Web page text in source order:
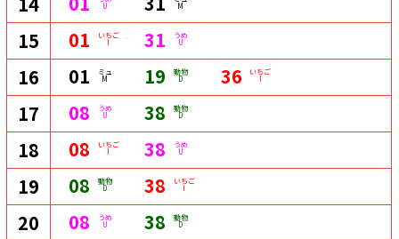
U M
15 01 いちご
I 31 うめ
U
16 01 ミュ
M 19 動物
D 36 いちご
I
17 08 うめ
U 38 動物
D
18 08 いちご
I 38 うめ
U
19 08 動物
D 38 いちご
I
20 08 うめ
U 38 動物
D